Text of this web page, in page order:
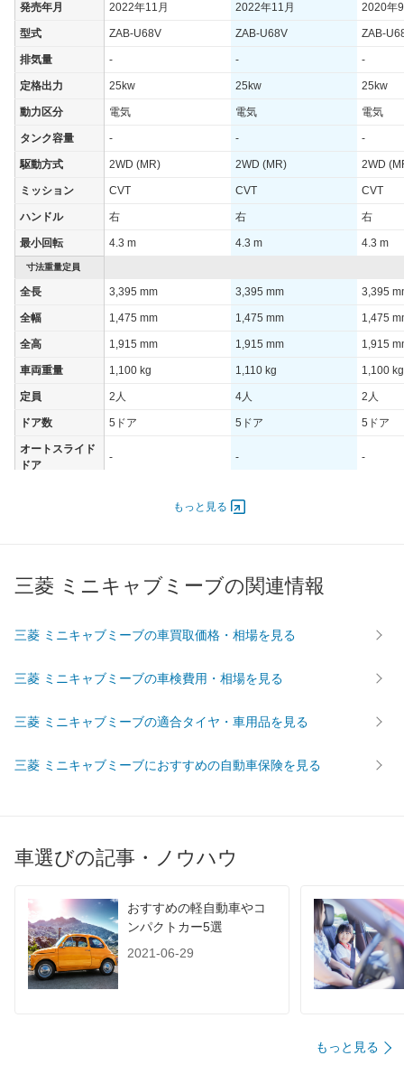
発売年月 2022年11月 2022年11月 2020年
型式 ZAB-U68V ZAB-U68V ZAB-
排気量 - - -
定格出力 25kw 25kw 25kw
動力区分 電気 電気 電気
タンク容量 - - -
駆動方式 2WD (MR) 2WD (MR) 2WD
ミッション CVT CVT CVT
ハンドル 右 右 右
最小回転 4.3 m 4.3 m 4.3 m
寸法重量定員
全長 3,395 mm 3,395 mm 3,395
全幅 1,475 mm 1,475 mm 1,475
全高 1,915 mm 1,915 mm 1,915
車両重量 1,100 kg 1,110 kg 1,100 kg
定員 2人 4人 2人
ドア数 5ドア 5ドア 5ドア
オートスライド
ドア
- - -
- [-]/ -
タイヤ
後輪サイズ 145R12-8PR 145R12-8PR
WLTC/市街地 - -
WLTC/高速道路 - -
60km定地 -
もっと見る
三菱 ミニキャブミーブの関連情報
三菱 ミニキャブミーブの車買取価格・相場を見る
三菱 ミニキャブミーブの車検費用・相場を見る
三菱 ミニキャブミーブの適合タイヤ・車用品を見る
三菱 ミニキャブミーブにおすすめの自動車保険を見る
車選びの記事・ノウハウ
おすすめの軽自動車やコ
ンパクトカー5選
2021-06-29
もっと見る